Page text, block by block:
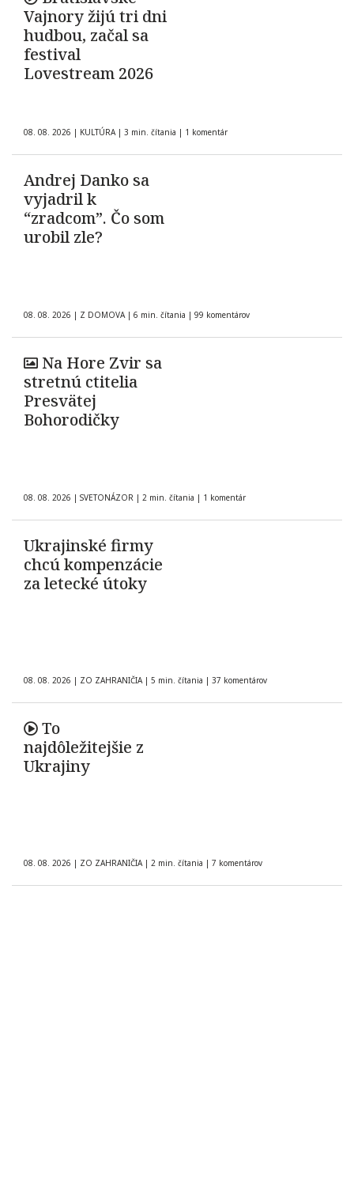
Vajnory žijú tri dni
hudbou, začal sa
festival
Lovestream 2026
08. 08. 2026 | KULTÚRA | 3 min. čítania | 1 komentár
Andrej Danko sa
vyjadril k
“zradcom”. Čo som
urobil zle?
08. 08. 2026 | Z DOMOVA | 6 min. čítania | 99 komentárov
Na Hore Zvir sa
stretnú ctitelia
Presvätej
Bohorodičky
08. 08. 2026 | SVETONÁZOR | 2 min. čítania | 1 komentár
Ukrajinské firmy
chcú kompenzácie
za letecké útoky
08. 08. 2026 | ZO ZAHRANIČIA | 5 min. čítania | 37 komentárov
To
najdôležitejšie z
Ukrajiny
08. 08. 2026 | ZO ZAHRANIČIA | 2 min. čítania | 7 komentárov